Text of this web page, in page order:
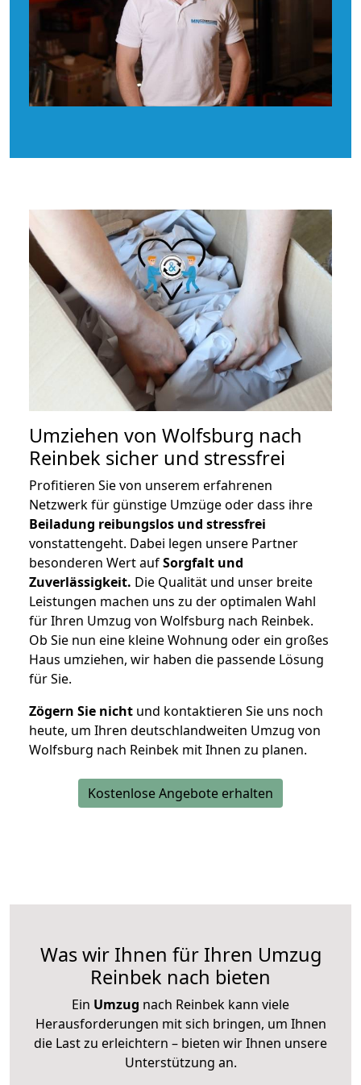
Umziehen von Wolfsburg nach
Reinbek sicher und stressfrei
Profitieren Sie von unserem erfahrenen
Netzwerk für günstige Umzüge oder dass ihre
Beiladung reibungslos und stressfrei
vonstattengeht. Dabei legen unsere Partner
besonderen Wert aufSorgfalt und
Zuverlässigkeit. Die Qualität und unser breite
Leistungen machen uns zu der optimalen Wahl
für Ihren Umzug von Wolfsburg nach Reinbek.
Ob Sie nun eine kleine Wohnung oder ein großes
Haus umziehen, wir haben die passende Lösung
für Sie.
Zögern Sie nicht und kontaktieren Sie uns noch
heute, um Ihren deutschlandweiten Umzug von
Wolfsburg nach Reinbek mit Ihnen zu planen.
Kostenlose Angebote erhalten
Was wir Ihnen für Ihren Umzug
Reinbek nach bieten
Ein Umzug nach Reinbek kann viele
Herausforderungen mit sich bringen, um Ihnen
die Last zu erleichtern – bieten wir Ihnen unsere
Unterstützung an.